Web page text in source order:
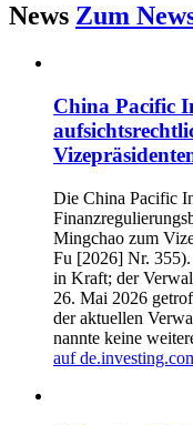
News Zum
China Pacific
Die China Pacific
Mingchao zum
Fu [2026] Nr. 355).
in Kraft; der
26. Mai 2026
der aktuellen
nannte keine
auf